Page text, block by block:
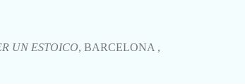
UN ESTOICO, BARCELONA ,